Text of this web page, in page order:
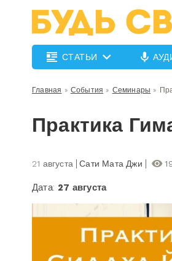
СТАТЬИ
Главная » События » Семинары »
Практика
21 августа Сати Мата Джи
Дата: 27 августа